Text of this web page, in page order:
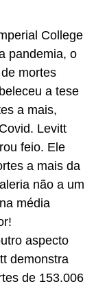
College
pandemia, o
mortes
a tese
a mais,
Levitt
feio. Ele
a mais da
não a um
média
aspecto
demonstra
de 153.006